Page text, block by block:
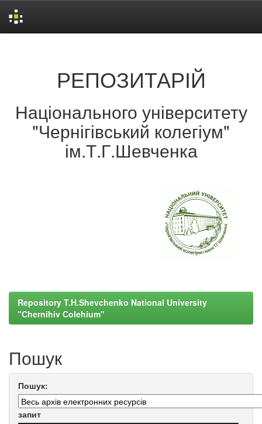
РЕПОЗИТАРІЙ
Національного університету
"Чернігівський колегіум"
ім.Т.Г.Шевченка
Repository T.H.Shevchenko National University
"Chernihiv Colehium"
Пошук
Пошук:
запит